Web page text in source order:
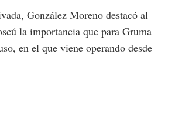
González Moreno destacó al
la importancia que para Gruma
en el que viene operando desde